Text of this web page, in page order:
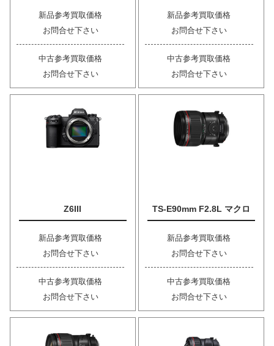
新品参考買取価格
お問合せ下さい
中古参考買取価格
お問合せ下さい
新品参考買取価格
お問合せ下さい
中古参考買取価格
お問合せ下さい
Z6III
新品参考買取価格
お問合せ下さい
中古参考買取価格
お問合せ下さい
TS-E90mm F2.8L マクロ
新品参考買取価格
お問合せ下さい
中古参考買取価格
お問合せ下さい